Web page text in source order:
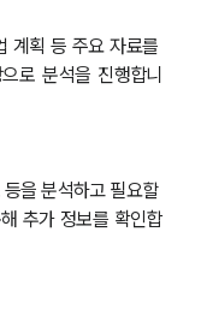
계획 등 주요 자료를
로 분석을 진행합니
을 분석하고 필요할
추가 정보를 확인합